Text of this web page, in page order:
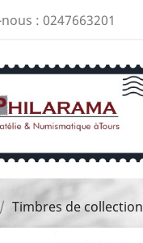
: 0247663201
Timbres de collection